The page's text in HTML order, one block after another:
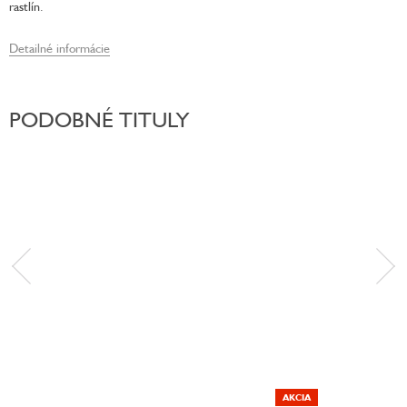
rastlín.
Detailné informácie
PODOBNÉ TITULY
AKCIA